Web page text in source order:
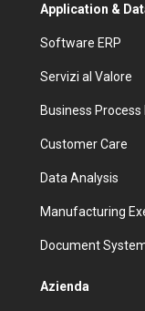
Application &
Software ERP
Servizi al Valore
Business
Customer Care
Data Analysis
Manufacturing
Document
Azienda